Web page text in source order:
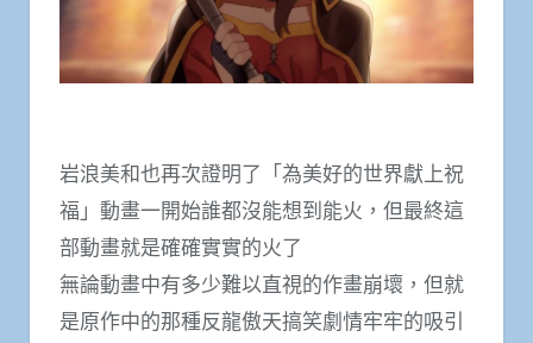
岩浪美和也再次證明了「為美好的世界獻上祝
福」動畫一開始誰都沒能想到能火，但最終這
部動畫就是確確實實的火了
無論動畫中有多少難以直視的作畫崩壞，但就
是原作中的那種反龍傲天搞笑劇情牢牢的吸引